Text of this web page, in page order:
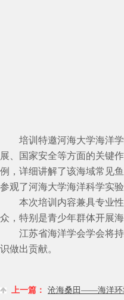
培训特邀河海大学海洋
展、国家安全等方面的关键
例，详细讲解了该海域常见
参观了河海大学海洋科学实验
本次培训内容兼具专业
众，特别是青少年群体开展
江苏省海洋学会学会将
识做出贡献。
上一篇：
沧海桑田——海洋环